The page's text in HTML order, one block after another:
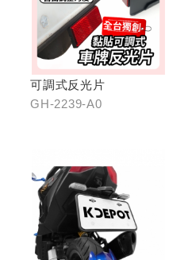
可調式反光片
GH-2239-A0